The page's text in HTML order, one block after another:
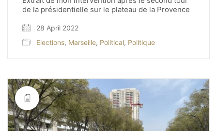
de la présidentielle sur le plateau de la Provence
28 April 2022
Elections, Marseille, Political, Politique